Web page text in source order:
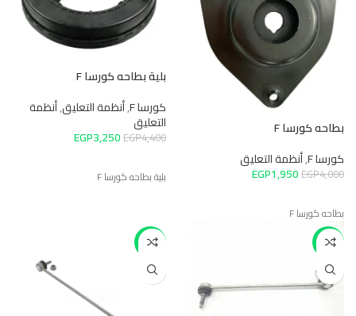
بطاحه كورسا F
كورسا F ,أنظمة التعليق
EGP4,000
EGP1,950
بطاحه كورسا F
بلية بطاحه كورسا F
كورسا F ,أنظمة التعليق,أنظمة
التعليق
EGP4,400
EGP3,250
بلية بطاحه كورسا F
-13%
-20%